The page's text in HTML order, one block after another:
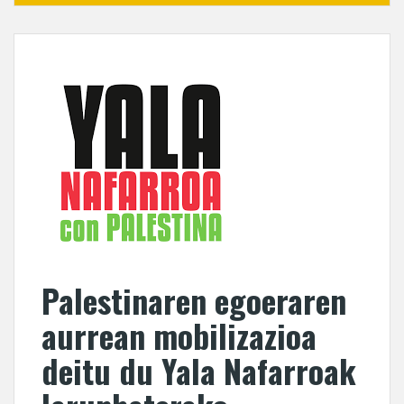
Palestinaren egoeraren
aurrean mobilizazioa
deitu du Yala Nafarroak